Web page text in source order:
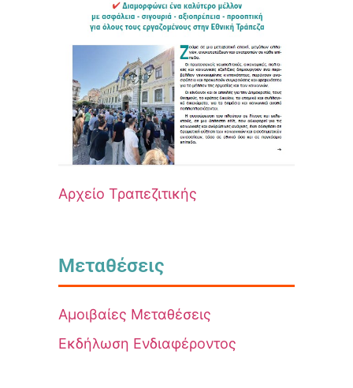
Αρχείο Τραπεζιτικής
Μεταθέσεις
Αμοιβαίες Μεταθέσεις
Εκδήλωση Ενδιαφέροντος